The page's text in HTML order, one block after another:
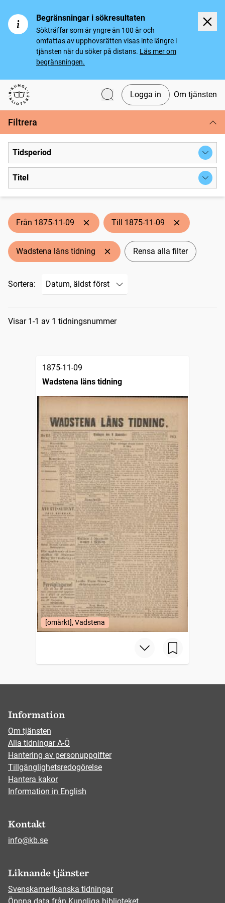
Begränsningar i sökresultaten
Sökträffar som är yngre än 100 år och
omfattas av upphovsrätten visas inte längre i
tjänsten när du söker på distans. Läs mer om
begränsningen.
Svenska tidningar
Logga in Om tjänsten
Filtrera
Tidsperiod
Titel
Från 1875-11-09 Till 1875-11-09
Wadstena läns tidning Rensa alla filter
Sortera:
Sökresultat
Visar 1-1 av 1 tidningsnummer
1875-11-09
Wadstena läns tidning
[omärkt], Vadstena
Information
Om tjänsten
Alla tidningar A-Ö
Hantering av personuppgifter
Tillgänglighetsredogörelse
Hantera kakor
Information in English
Kontakt
info@kb.se
Liknande tjänster
Svenskamerikanska tidningar